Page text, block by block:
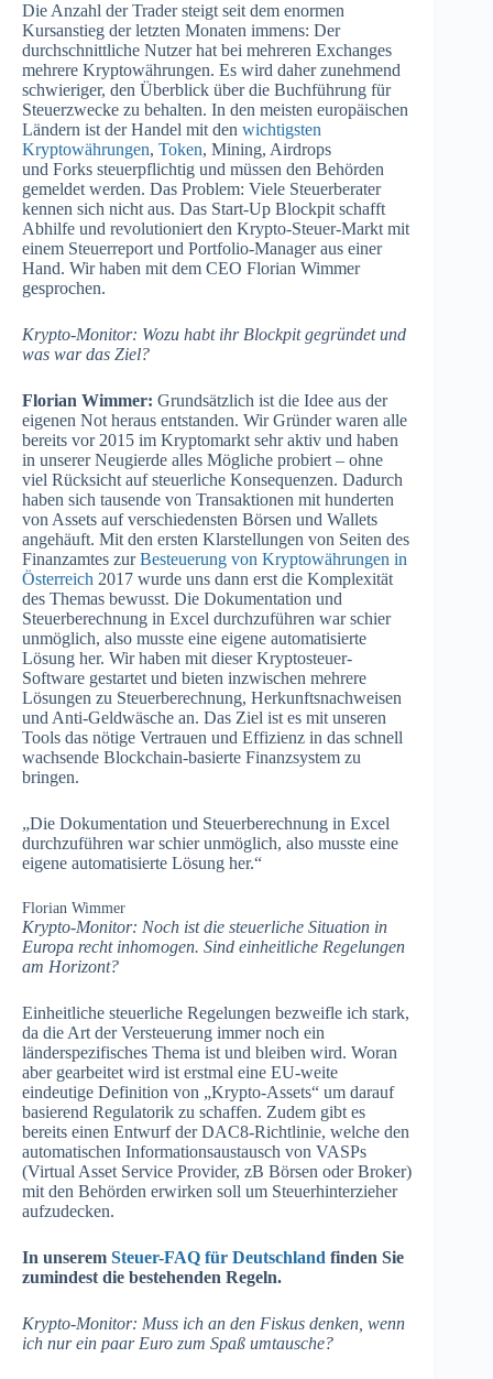
Die Anzahl der Trader steigt seit dem enormen
Kursanstieg der letzten Monaten immens: Der
durchschnittliche Nutzer hat bei mehreren Exchanges
mehrere Kryptowährungen. Es wird daher zunehmend
schwieriger, den Überblick über die Buchführung für
Steuerzwecke zu behalten. In den meisten europäischen
Ländern ist der Handel mit den wichtigsten
Kryptowährungen, Token, Mining, Airdrops
und Forks steuerpflichtig und müssen den Behörden
gemeldet werden. Das Problem: Viele Steuerberater
kennen sich nicht aus. Das Start-Up Blockpit schafft
Abhilfe und revolutioniert den Krypto-Steuer-Markt mit
einem Steuerreport und Portfolio-Manager aus einer
Hand. Wir haben mit dem CEO Florian Wimmer
gesprochen.
Krypto-Monitor: Wozu habt ihr Blockpit gegründet und
was war das Ziel?
Florian Wimmer: Grundsätzlich ist die Idee aus der
eigenen Not heraus entstanden. Wir Gründer waren alle
bereits vor 2015 im Kryptomarkt sehr aktiv und haben
in unserer Neugierde alles Mögliche probiert – ohne
viel Rücksicht auf steuerliche Konsequenzen. Dadurch
haben sich tausende von Transaktionen mit hunderten
von Assets auf verschiedensten Börsen und Wallets
angehäuft. Mit den ersten Klarstellungen von Seiten des
Finanzamtes zurBesteuerung von Kryptowährungen in
Österreich 2017 wurde uns dann erst die Komplexität
des Themas bewusst. Die Dokumentation und
Steuerberechnung in Excel durchzuführen war schier
unmöglich, also musste eine eigene automatisierte
Lösung her. Wir haben mit dieser Kryptosteuer-
Software gestartet und bieten inzwischen mehrere
Lösungen zu Steuerberechnung, Herkunftsnachweisen
und Anti-Geldwäsche an. Das Ziel ist es mit unseren
Tools das nötige Vertrauen und Effizienz in das schnell
wachsende Blockchain-basierte Finanzsystem zu
bringen.
„Die Dokumentation und Steuerberechnung in Excel
durchzuführen war schier unmöglich, also musste eine
eigene automatisierte Lösung her.“
Florian Wimmer
Krypto-Monitor: Noch ist die steuerliche Situation in
Europa recht inhomogen. Sind einheitliche Regelungen
am Horizont?
Einheitliche steuerliche Regelungen bezweifle ich stark,
da die Art der Versteuerung immer noch ein
länderspezifisches Thema ist und bleiben wird. Woran
aber gearbeitet wird ist erstmal eine EU-weite
eindeutige Definition von „Krypto-Assets“ um darauf
basierend Regulatorik zu schaffen. Zudem gibt es
bereits einen Entwurf der DAC8-Richtlinie, welche den
automatischen Informationsaustausch von VASPs
(Virtual Asset Service Provider, zB Börsen oder Broker)
mit den Behörden erwirken soll um Steuerhinterzieher
aufzudecken.
In unserem Steuer-FAQ für Deutschland finden Sie
zumindest die bestehenden Regeln.
Krypto-Monitor: Muss ich an den Fiskus denken, wenn
ich nur ein paar Euro zum Spaß umtausche?